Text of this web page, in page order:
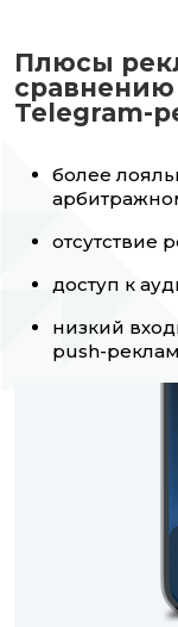
Плюсы
сравнению
Telegram-
более
отсутствие
доступ к
низкий
push-